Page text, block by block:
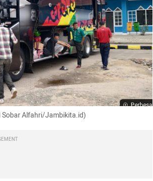
Perbesar
Sobar Alfahri/Jambikita.id)